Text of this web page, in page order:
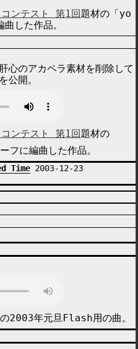
ンテスト 第1回 題材の「 yo
した作品。
心のアカペラ素材を削除して
公開。
ンテスト 第1回 題材の
フに編曲した作品。
Time 2003-12-23
2003年元旦Flash用の曲。